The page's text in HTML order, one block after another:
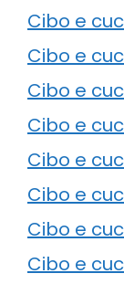
Cibo e
Cibo e
Cibo e
Cibo e
Cibo e
Cibo e
Cibo e
Cibo e